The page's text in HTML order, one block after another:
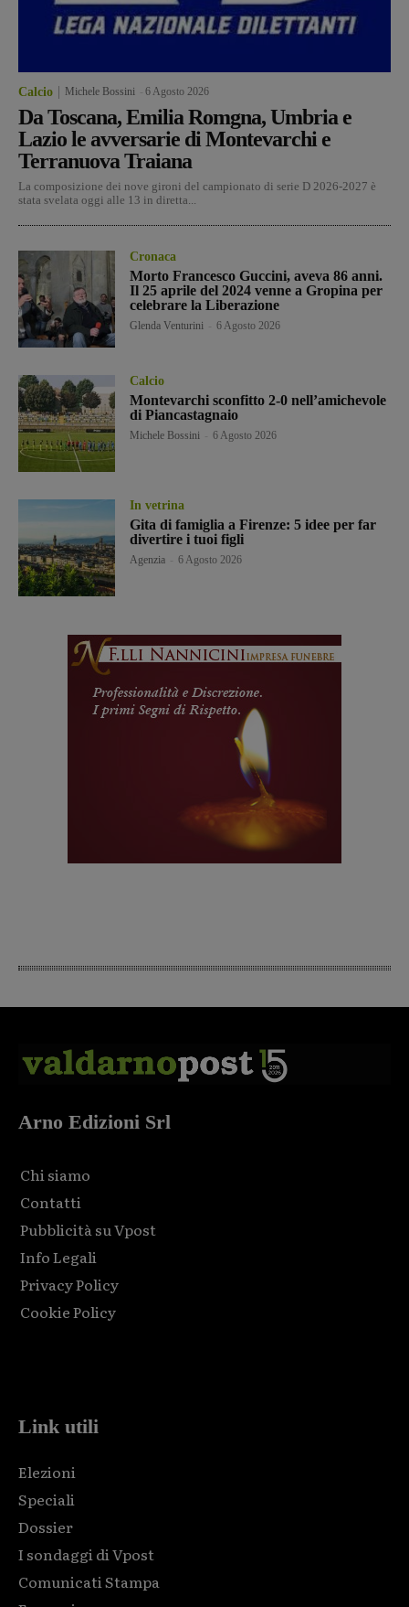
Calcio Michele Bossini 6 Agosto 2026
Da Toscana, Emilia Romgna, Umbria e
Lazio le avversarie di Montevarchi e
Terranuova Traiana
La composizione dei nove gironi del campionato di serie D 2026-2027 è
stata svelata oggi alle 13 in diretta...
Cronaca
Morto Francesco Guccini, aveva 86 anni.
Il 25 aprile del 2024 venne a Gropina per
celebrare la Liberazione
Glenda Venturini 6 Agosto 2026
Calcio
Montevarchi sconfitto 2-0 nell’amichevole
di Piancastagnaio
Michele Bossini 6 Agosto 2026
In vetrina
Gita di famiglia a Firenze: 5 idee per far
divertire i tuoi figli
Agenzia 6 Agosto 2026
Arno Edizioni Srl
Chi siamo
Contatti
Pubblicità su Vpost
Info Legali
Privacy Policy
Cookie Policy
Link utili
Elezioni
Speciali
Dossier
I sondaggi di Vpost
Comunicati Stampa